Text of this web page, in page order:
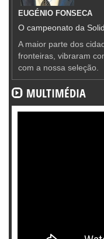
EUGÉNIO FONSECA
O campeonato da
A maior parte dos
fronteiras, vibraram
com a nossa seleção.
MULTIMÉDIA